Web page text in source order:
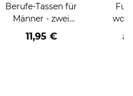
Berufe-Tassen für
Männer - zwei
Farbvarianten
11,95 €